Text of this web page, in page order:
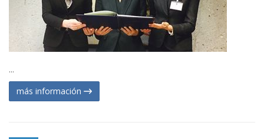
...
más información